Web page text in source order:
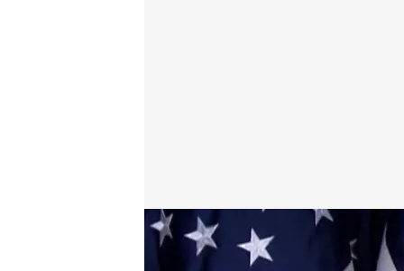
Donald Trump gana las elecciones en Estados